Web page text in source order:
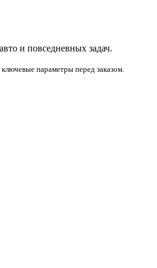
и повседневных задач.
параметры перед заказом.